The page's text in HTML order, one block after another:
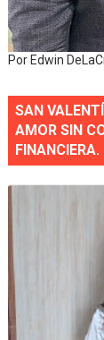
Por Edwin
SAN
AMOR SIN
FINANCIERA.